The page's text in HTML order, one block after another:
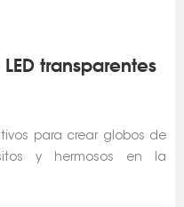
transparentes
para crear globos de
y hermosos en la